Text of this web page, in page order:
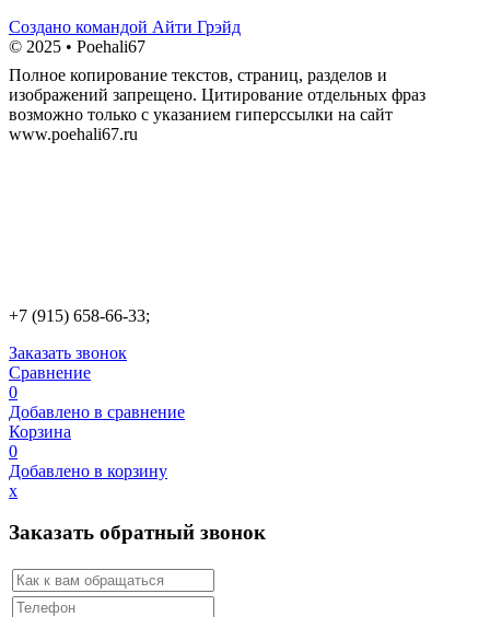
Создано командой Айти Грэйд
© 2025 • Poehali67
Полное копирование текстов, страниц, разделов и
изображений запрещено. Цитирование отдельных фраз
возможно только с указанием гиперссылки на сайт
www.poehali67.ru
+7 (915) 658-66-33;
Заказать звонок
Сравнение
0
Добавлено в сравнение
Корзина
0
Добавлено в корзину
х
Заказать обратный звонок